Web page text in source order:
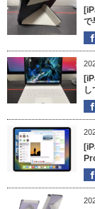
で
し